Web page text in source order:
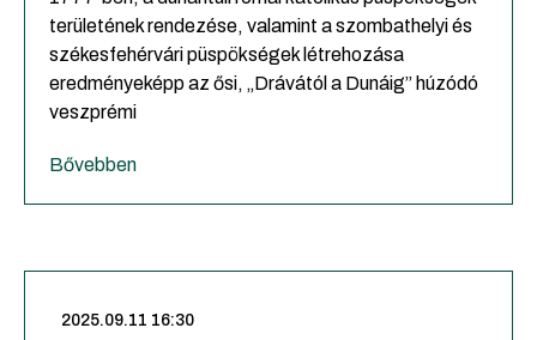
területének rendezése, valamint a szombathelyi és
székesfehérvári püspökségek létrehozása
eredményeképp az ősi, „Drávától a Dunáig” húzódó
veszprémi
Bővebben
2025.09.11 16:30